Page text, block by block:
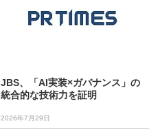
JBS、「AI実装×ガバナンス」の
統合的な技術力を証明
2026年7月29日